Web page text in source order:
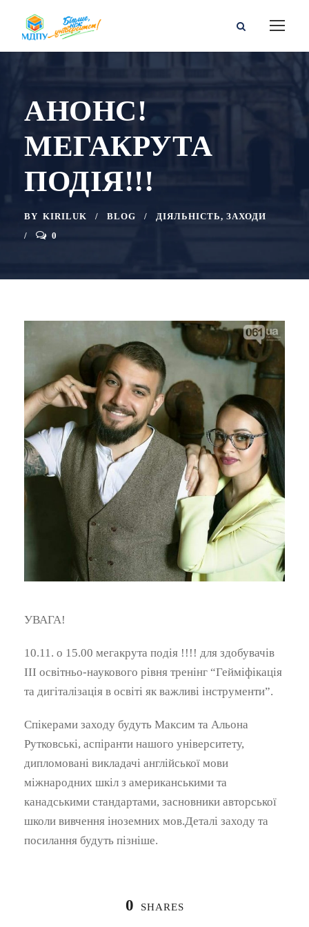
АНОНС!
МЕГАКРУТА
ПОДІЯ!!!
BY KIRILUK BLOG ДІЯЛЬНІСТЬ, ЗАХОДИ
0
УВАГА!
10.11. о 15.00 мегакрута подія !!!! для здобувачів
ІІІ освітньо-наукового рівня тренінг “Гейміфікація
та дигіталізація в освіті як важливі інструменти”.
Спікерами заходу будуть Максим та Альона
Рутковські, аспіранти нашого університету,
дипломовані викладачі англійської мови
міжнародних шкіл з американськими та
канадськими стандартами, засновники авторської
школи вивчення іноземних мов.Деталі заходу та
посилання будуть пізніше.
0 SHARES